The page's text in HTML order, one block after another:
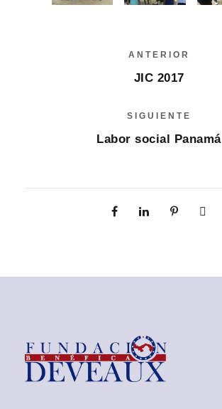
ANTERIOR
JIC 2017
SIGUIENTE
Labor social Panamá